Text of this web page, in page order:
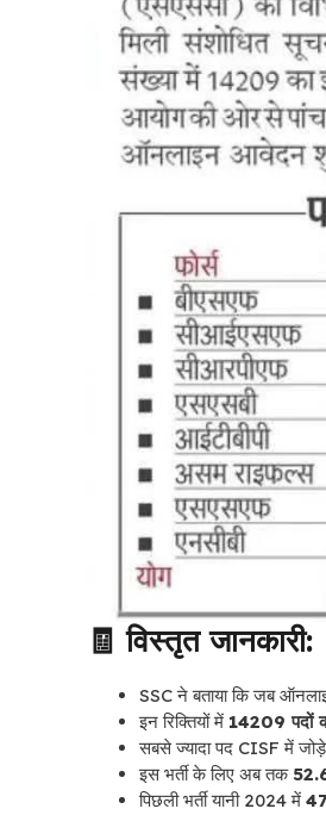
🧾 विस्तृत जानकारी:
SSC ने बताया कि जब
इन रिक्तियों में 14209 पदों
सबसे ज्यादा पद CISF में
इस भर्ती के लिए अब तक
पिछली भर्ती यानी 2024 में